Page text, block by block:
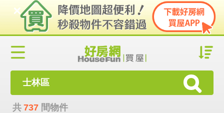
士林區
共 737 間物件